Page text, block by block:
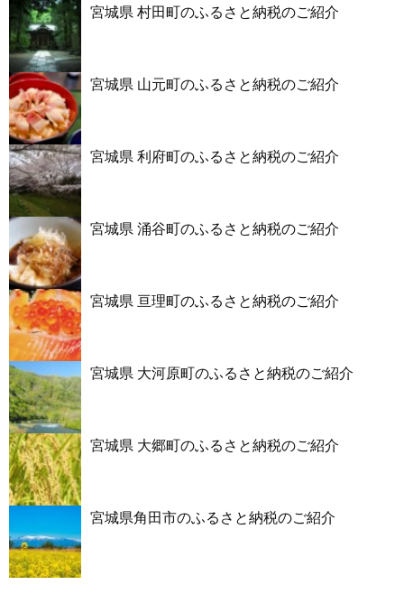
宮城県 村田町のふるさと納税のご紹介
宮城県 山元町のふるさと納税のご紹介
宮城県 利府町のふるさと納税のご紹介
宮城県 涌谷町のふるさと納税のご紹介
宮城県 亘理町のふるさと納税のご紹介
宮城県 大河原町のふるさと納税のご紹介
宮城県 大郷町のふるさと納税のご紹介
宮城県角田市のふるさと納税のご紹介